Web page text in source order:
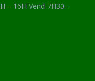
– 16H Vend 7H30 –